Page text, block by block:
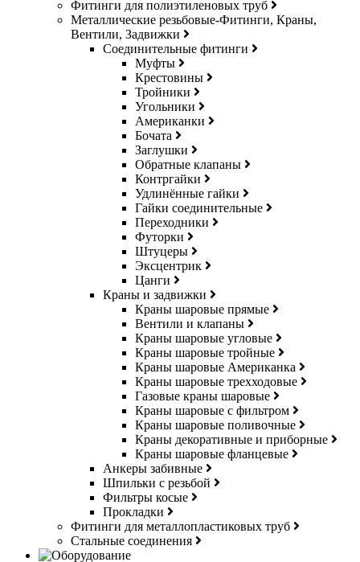
Фитинги для полиэтиленовых труб
Металлические резьбовые-Фитинги, Краны,
Вентили, Задвижки
Соединительные фитинги
Муфты
Крестовины
Тройники
Угольники
Американки
Бочата
Заглушки
Обратные клапаны
Контргайки
Удлинённые гайки
Гайки соединительные
Переходники
Футорки
Штуцеры
Эксцентрик
Цанги
Краны и задвижки
Краны шаровые прямые
Вентили и клапаны
Краны шаровые угловые
Краны шаровые тройные
Краны шаровые Американка
Краны шаровые трехходовые
Газовые краны шаровые
Краны шаровые с фильтром
Краны шаровые поливочные
Краны декоративные и приборные
Краны шаровые фланцевые
Анкеры забивные
Шпильки с резьбой
Фильтры косые
Прокладки
Фитинги для металлопластиковых труб
Стальные соединения